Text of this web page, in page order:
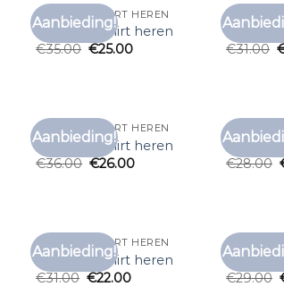
Aanbieding!
Toevoegen
aan
ZEEMAN T SHIRT HEREN
zeeman t shirt heren
€35.00 €25.00
ZEEMAN
€31.00
Aanbieding!
Toevoegen
aan
ZEEMAN T SHIRT HEREN
zeeman t shirt heren
€36.00 €26.00
ZEEMAN
€28.00
Aanbieding!
Toevoegen
aan
ZEEMAN T SHIRT HEREN
zeeman t shirt heren
€31.00 €22.00
ZEEMAN
€29.00